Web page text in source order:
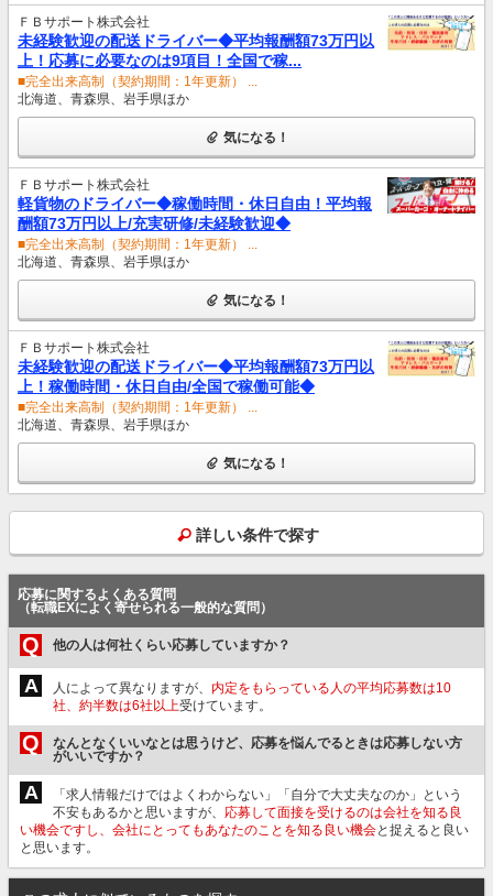
ＦＢサポート株式会社
未経験歓迎の配送ドライバー◆平均報酬額73万円以
上！応募に必要なのは9項目！全国で稼...
■完全出来高制（契約期間：1年更新） ...
北海道、青森県、岩手県ほか
気になる！
ＦＢサポート株式会社
軽貨物のドライバー◆稼働時間・休日自由！平均報
酬額73万円以上/充実研修/未経験歓迎◆
■完全出来高制（契約期間：1年更新） ...
北海道、青森県、岩手県ほか
気になる！
ＦＢサポート株式会社
未経験歓迎の配送ドライバー◆平均報酬額73万円以
上！稼働時間・休日自由/全国で稼働可能◆
■完全出来高制（契約期間：1年更新） ...
北海道、青森県、岩手県ほか
気になる！
詳しい条件で探す
応募に関するよくある質問
（転職EXによく寄せられる一般的な質問）
Q 他の人は何社くらい応募していますか？
A 人によって異なりますが、 内定をもらっている人の平均応募数は10
社、約半数は6社以上受けています。
Q
なんとなくいいなとは思うけど、応募を悩んでるときは応募しない方
がいいですか？
A
「求人情報だけではよくわからない」「自分で大丈夫なのか」という
不安もあるかと思いますが、 応募して面接を受けるのは会社を知る良
い機会ですし、会社にとってもあなたのことを知る良い機会と捉えると良い
と思います。